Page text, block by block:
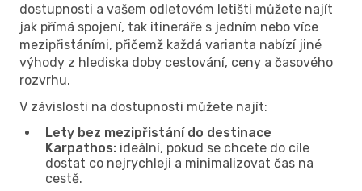
dostupnosti a vašem odletovém letišti můžete najít
jak přímá spojení, tak itineráře s jedním nebo více
mezipřistáními, přičemž každá varianta nabízí jiné
výhody z hlediska doby cestování, ceny a časového
rozvrhu.
V závislosti na dostupnosti můžete najít:
Lety bez mezipřistání do destinace
Karpathos: ideální, pokud se chcete do cíle
dostat co nejrychleji a minimalizovat čas na
cestě.